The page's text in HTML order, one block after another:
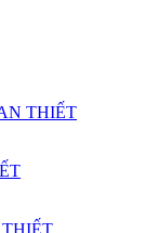
THIẾT